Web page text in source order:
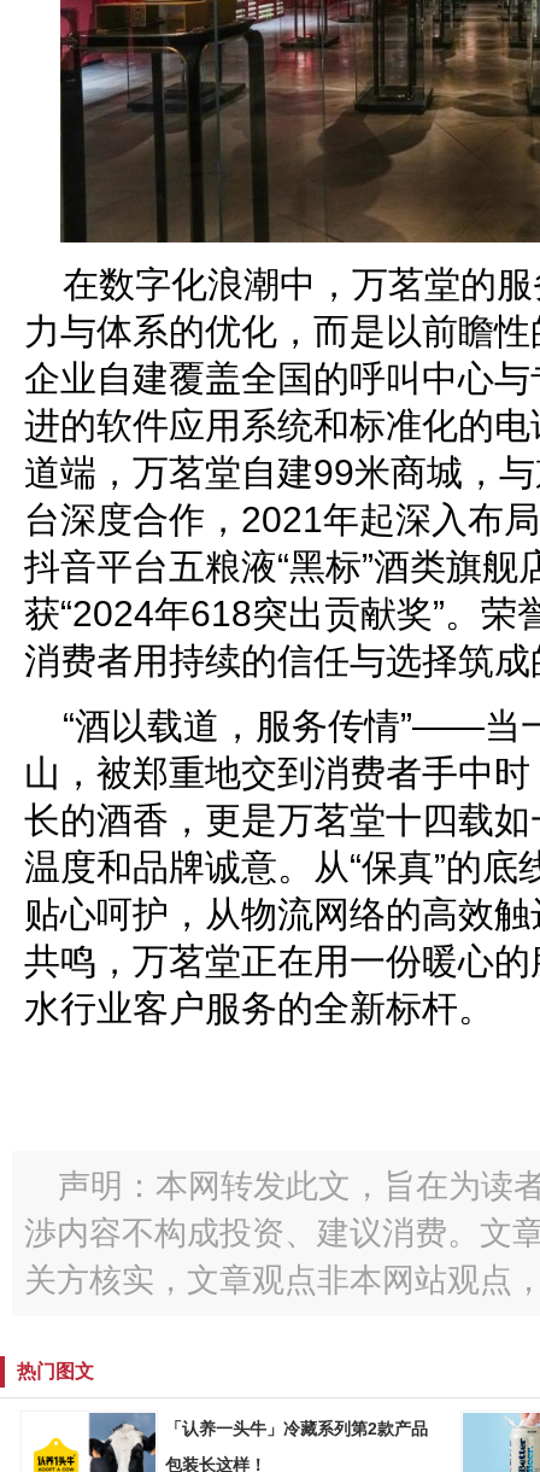
在数字化浪潮中，万茗堂的
力与体系的优化，而是以前瞻
企业自建覆盖全国的呼叫中心
进的软件应用系统和标准化的
道端，万茗堂自建99米商城，
台深度合作，2021年起深入布
抖音平台五粮液“黑标”酒类旗舰
获“2024年618突出贡献奖”。荣
消费者用持续的信任与选择筑
“酒以载道，服务传情”——当
山，被郑重地交到消费者手中
长的酒香，更是万茗堂十四载
温度和品牌诚意。从“保真”的底
贴心呵护，从物流网络的高效
共鸣，万茗堂正在用一份暖心
水行业客户服务的全新标杆。
声明：本网转发此文，旨在为读
渉内容不构成投资、建议消费。文
关方核实，文章观点非本网站观点
热门图文
「认养一头牛」冷藏系列第2款产品
包装长这样！